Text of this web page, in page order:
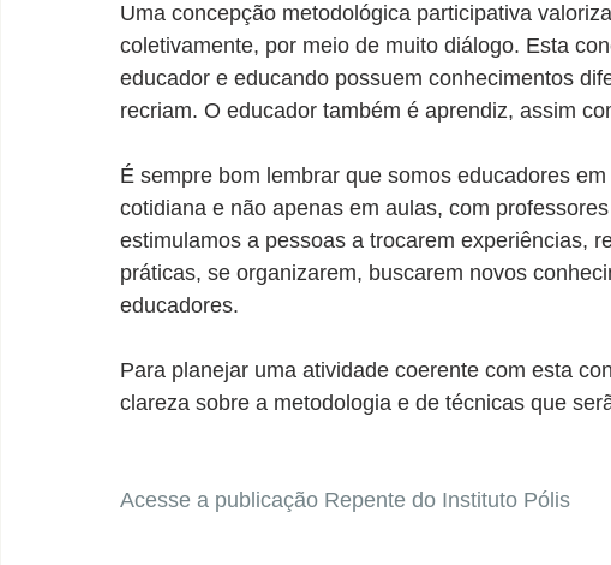
Uma concepção metodológica participativa
coletivamente, por meio de muito diálogo. Esta
educador e educando possuem conhecimentos
recriam. O educador também é aprendiz, assim
É sempre bom lembrar que somos educadores
cotidiana e não apenas em aulas, com
estimulamos a pessoas a trocarem experiências,
práticas, se organizarem, buscarem novos
educadores.
Para planejar uma atividade coerente com esta
clareza sobre a metodologia e de técnicas que
Acesse a publicação Repente do Instituto Pólis